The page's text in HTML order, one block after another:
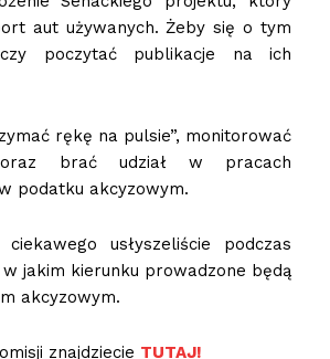
aut używanych. Żeby się o tym
poczytać publikacje na ich
rękę na pulsie”, monitorować
brać udział w pracach
podatku akcyzowym.
usłyszeliście podczas
jakim kierunku prowadzone będą
akcyzowym.
znajdziecie TUTAJ!